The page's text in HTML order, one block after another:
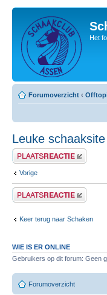
Het
Forumoverzicht ‹
Leuke schaaksite
Plaats een reactie
Vorige
Plaats een reactie
Keer terug naar Schaken
WIE IS ER ONLINE
Gebruikers op dit forum: Geen
Forumoverzicht